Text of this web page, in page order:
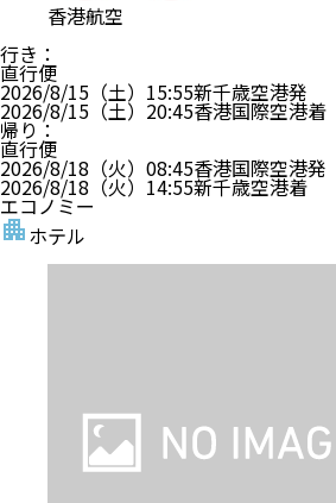
香港航空
行き ：
直行便
2026/8/15（土） 15:55新千歳空港発
2026/8/15（土） 20:45香港国際空港着
帰り ：
直行便
2026/8/18（火） 08:45香港国際空港発
2026/8/18（火） 14:55新千歳空港着
エコノミー
ホテル